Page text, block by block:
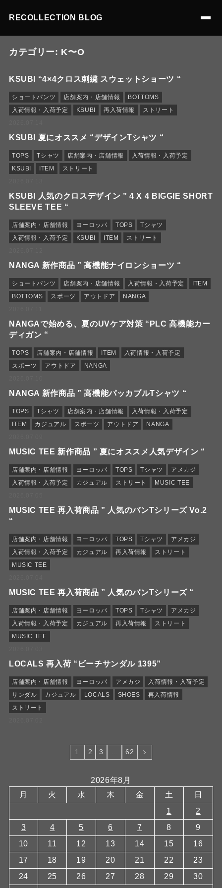
RECOLLECTION BLOG
カテゴリー: K〜O
KSUBI “4×4クロス刺繍 スウェットショーツ “
ショートパンツ 店舗案内・店舗情報
BOTTOMS
入荷情報・入荷予定
KSUBI 再入荷情報
ストリート
KSUBI 夏にオススメ “デザインTシャツ “
TOPS Tシャツ 店舗案内・店舗情報
入荷情報・入荷予定
KSUBI
ITEM
ストリート
KSUBI 人気のクロスデザイン ” 4 X 4 BIGGIE SHORT
SLEEVE TEE “
店舗案内・店舗情報 ヨーロッパ TOPS
Tシャツ
入荷情報・入荷予定
KSUBI ITEM
ストリート
NANGA 新作商品 ” 高機能ナイロンショーツ “
ショートパンツ 店舗案内・店舗情報 入荷情報・入荷予定
ITEM
BOTTOMS
スポーツ アウトドア
NANGA
NANGAで始める、夏のUVケア対策 “PLC 高機能カー
ディガン “
TOPS 店舗案内・店舗情報 ITEM
入荷情報・入荷予定
スポーツ
アウトドア
NANGA
NANGA 新作商品 ” 高機能パッカブルTシャツ “
TOPS Tシャツ 店舗案内・店舗情報
入荷情報・入荷予定
ITEM
カジュアル スポーツ アウトドア
NANGA
MUSIC TEE 新作商品 ” 夏にオススメ人気デザイン “
店舗案内・店舗情報 ヨーロッパ TOPS Tシャツ
アメカジ
入荷情報・入荷予定
カジュアル ストリート
MUSIC TEE
MUSIC TEE 再入荷商品 ” 人気のバンTシリーズ Vo.2
“
店舗案内・店舗情報 ヨーロッパ TOPS Tシャツ
アメカジ
入荷情報・入荷予定
カジュアル 再入荷情報
ストリート
MUSIC TEE
MUSIC TEE 再入荷商品 ” 人気のバンTシリーズ “
店舗案内・店舗情報 ヨーロッパ TOPS Tシャツ
アメカジ
入荷情報・入荷予定
カジュアル 再入荷情報
ストリート
MUSIC TEE
LOCALS 再入荷 “ビーチサンダル 1395”
店舗案内・店舗情報 ヨーロッパ アメカジ
入荷情報・入荷予定
サンダル
カジュアル LOCALS SHOES
再入荷情報
ストリート
1 2 3 62
2026年8月
月
火 水 木 金 土
日
1
2
3
4 5 6 7 8
9
10
11 12 13 14 15
16
17
18 19 20 21 22
23
24
25 26 27 28 29 30